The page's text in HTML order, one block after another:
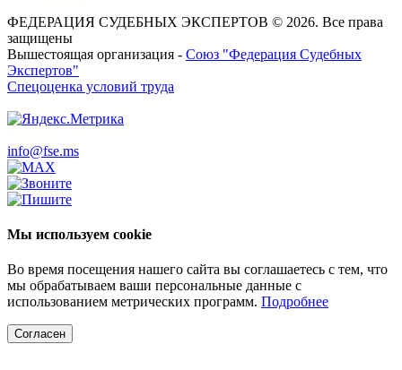
ФЕДЕРАЦИЯ СУДЕБНЫХ ЭКСПЕРТОВ © 2026. Все права
защищены
Вышестоящая организация - Союз "Федерация Судебных
Экспертов"
Спецоценка условий труда
info@fse.ms
Мы используем cookie
Во время посещения нашего сайта вы соглашаетесь с тем, что
мы обрабатываем ваши персональные данные с
использованием метрических программ. Подробнее
Согласен